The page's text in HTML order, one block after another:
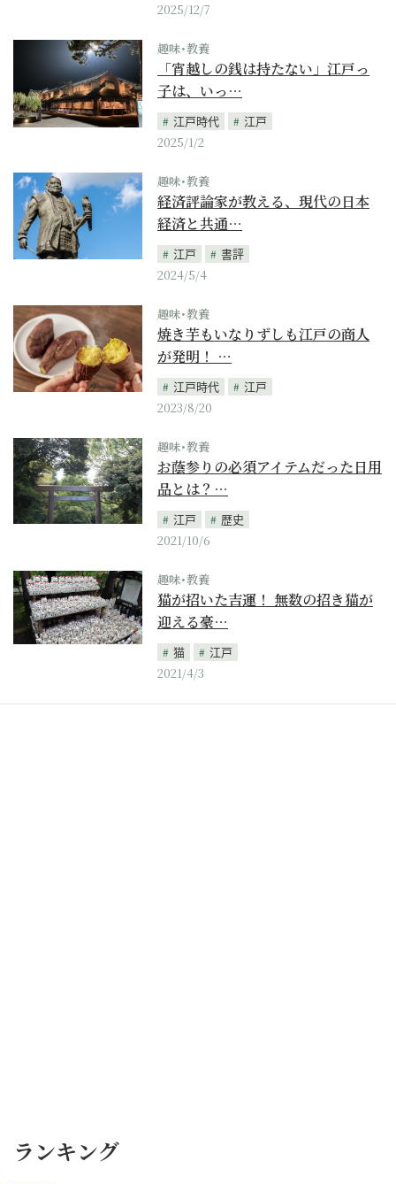
2025/12/7
趣味･教養
「宵越しの銭は持たない」江戸っ
子は、いっ…
江戸時代
江戸
2025/1/2
趣味･教養
経済評論家が教える、現代の日本
経済と共通…
江戸
書評
2024/5/4
趣味･教養
焼き芋もいなりずしも江戸の商人
が発明！ …
江戸時代
江戸
2023/8/20
趣味･教養
お蔭参りの必須アイテムだった日用
品とは？…
江戸
歴史
2021/10/6
趣味･教養
猫が招いた吉運！ 無数の招き猫が
迎える豪…
猫
江戸
2021/4/3
ランキング